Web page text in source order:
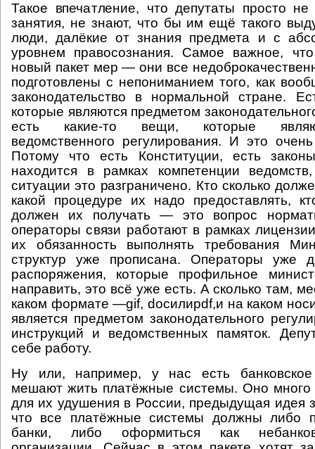
Такое впечатление, что депутаты просто
занятия, не знают, что бы им ещё такого
люди, далёкие от знания предмета и с
уровнем правосознания. Самое важное,
новый пакет мер — они все
подготовлены с непониманием того, как
законодательство в нормальной стране.
которые являются предметом
есть какие-то вещи, которые
ведомственного регулирования. И это
Потому что есть Конституции, есть
находится в рамках компетенции
ситуации это разграничено. Кто сколько
какой процедуре их надо предоставлять,
должен их получать — это вопрос
операторы связи работают в рамках
их обязанность выполнять требования
структур уже прописана. Операторы уже
распоряжения, которые профильное
направить, это всё уже есть. А сколько там,
каком формате —gif, docилиpdf,и на каком
является предметом законодательного
инструкций и ведомственных памяток.
себе работу.
Ну или, например, у нас есть
мешают жить платёжные системы. Оно много
для их удушения в России, предыдущая идея
что все платёжные системы должны либо
банки, либо оформиться как